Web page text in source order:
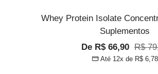
Whey Protein Isolate
Suplementos
Preço
promocional
De R$ 66,90 Preço
normal
R$
Até 12x de R$ 6,78